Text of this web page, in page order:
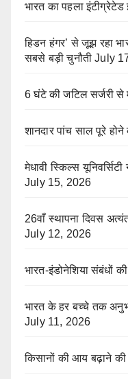
भारत का पहला
हिडन हंगर’ से जूझ रहा
सबसे बड़ी चुनौती July
6 घंटे की जटिल सर्जरी से
शानदार पांच साल पूरे
मेधावी स्किल्स
July 15, 2026
26वाँ स्थापना दिवस
July 12, 2026
भारत-इंडोनेशिया संबंधों
भारत के हर बच्चे तक
July 11, 2026
किसानों की आय बढ़ाने की